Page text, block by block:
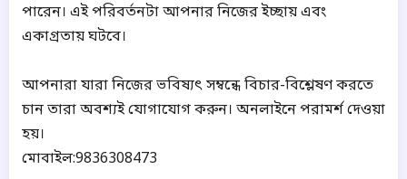
পারেন। এই পরিবর্তনটা আপনার নিজের ইচ্ছায় এবং
একাগ্রতায় ঘটবে।
আপনারা যারা নিজের ভবিষ্যৎ সম্বন্ধে বিচার-বিশ্লেষণ করতে
চান তারা অবশ্যই যোগাযোগ করুন। অনলাইনে পরামর্শ দেওয়া
হয়।
মোবাইল:9836308473